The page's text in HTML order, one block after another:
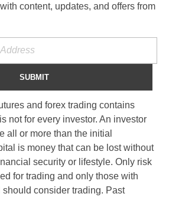
content, updates, and offers from
and forex trading contains
not for every investor. An investor
all or more than the initial
is money that can be lost without
security or lifestyle. Only risk
for trading and only those with
consider trading. Past